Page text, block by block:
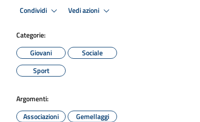
Condividi Vedi azioni
Categorie:
Giovani
Sociale
Sport
Argomenti:
Associazioni
Gemellaggi